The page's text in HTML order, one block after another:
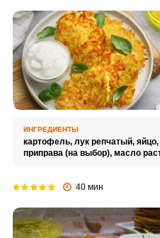
ИНГРЕДИЕНТЫ
картофель, лук репчатый, яйцо,
приправа (на выбор), масло
40 мин
Запомнить меня
ЕЩЕ НЕ
Забыли пароль?